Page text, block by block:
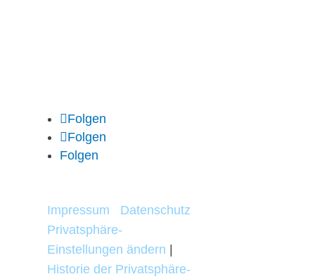
Folgen
Folgen
Folgen
Impressum
Datenschutz
Privatsphäre-
Einstellungen ändern |
Historie der Privatsphäre-